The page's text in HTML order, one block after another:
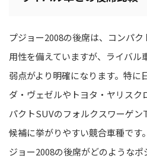
プジョー2008の後席は、コンパ
用性を備えていますが、ライバル
弱点がより明確になります。特に
ダ・ヴェゼルやトヨタ・ヤリスク
パクトSUVのフォルクスワーゲ
候補に挙がりやすい競合車種です
ジョー2008の後席がどのような